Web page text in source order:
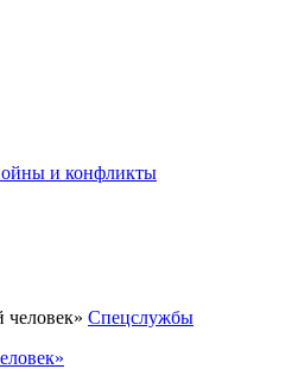
и конфликты
Спецслужбы